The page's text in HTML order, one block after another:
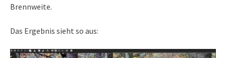
Brennweite.
Das Ergebnis sieht so aus: